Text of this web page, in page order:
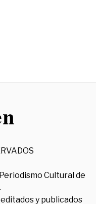
Cultural de
y publicados